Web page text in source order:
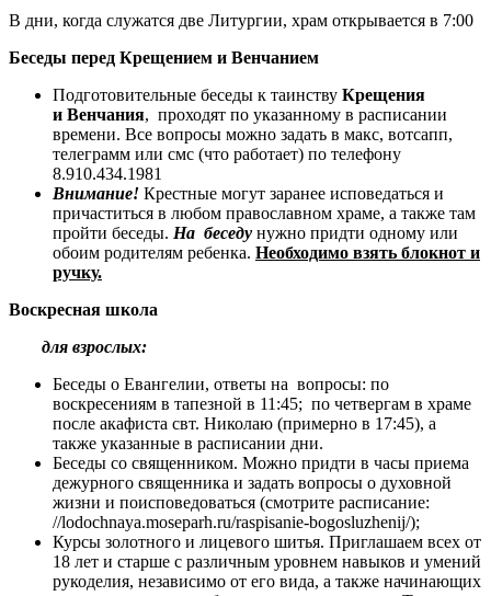
В дни, когда служатся две Литургии, храм открывается в 7:00
Беседы перед Крещением и Венчанием
Подготовительные беседы к таинству Крещения
и Венчания, проходят по указанному в расписании
времени. Все вопросы можно задать в макс, вотсапп,
телеграмм или смс (что работает) по телефону
8.910.434.1981
Внимание! Крестные могут заранее исповедаться и
причаститься в любом православном храме, а также там
пройти беседы. На беседу нужно придти одному или
обоим родителям ребенка. Необходимо взять блокнот и
ручку.
Воскресная школа
для взрослых:
Беседы о Евангелии, ответы на вопросы: по
воскресениям в тапезной в 11:45; по четвергам в храме
после акафиста свт. Николаю (примерно в 17:45), а
также указанные в расписании дни.
Беседы со священником. Можно придти в часы приема
дежурного священника и задать вопросы о духовной
жизни и поисповедоваться (смотрите расписание:
//lodochnaya.moseparh.ru/raspisanie-bogosluzhenij/);
Курсы золотного и лицевого шитья. Приглашаем всех от
18 лет и старше с различным уровнем навыков и умений
рукоделия, независимо от его вида, а также начинающих